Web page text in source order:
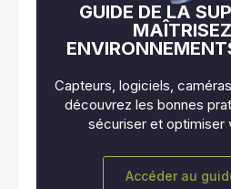
GUIDE DE LA
Capteurs, logiciels,
découvrez les bonnes
sécuriser et optimiser
Accéder au